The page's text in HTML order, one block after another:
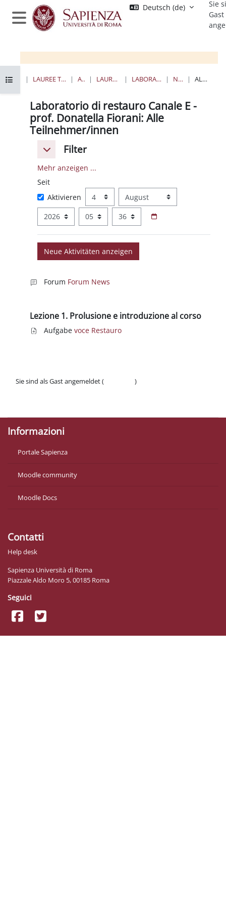
Zum Hauptinhalt
Website-Übersicht
Deutsch ‎(de)‎
Sie
Gast
Kursindex öffnen
STARTSEITE KURSE LAUREE TRIENNALI, MAGISTRALI, A CICLO UNICO ARCHITETTURA LAUREE MAGISTRALI A CICLO UNICO LABORATORIO DI RESTAURO PROF. FIORANI NEUESTE AKTIVITÄT ALLE TEILNEHMER/INNEN
Laboratorio di restauro Canale E -
prof. Donatella Fiorani: Alle
Teilnehmer/innen
Filter
Filter Filter
Mehr anzeigen ...
Seit
SeitAktivieren Tag Monat
Jahr Stunde Minute
Forum Forum News
Lezione 1. Prolusione e introduzione al corso
Aufgabevoce Restauro
Sie sind als Gast angemeldet (
)
Informazioni
Portale Sapienza
Moodle community
Moodle Docs
Contatti
Help desk
Sapienza Università di Roma
Piazzale Aldo Moro 5, 00185 Roma
Seguici